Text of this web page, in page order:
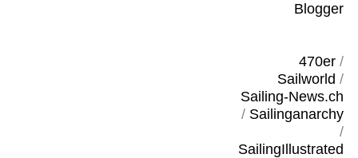
Blogger
470er/
Sailworld /
Sailing-News.ch
/ Sailinganarchy
/
SailingIllustrated